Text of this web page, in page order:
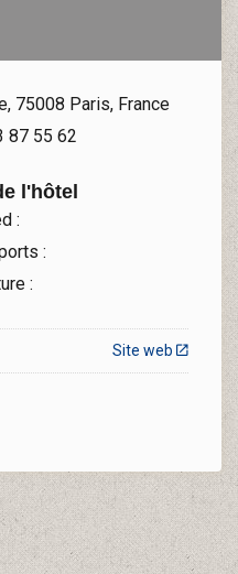
75008 Paris, France
87 55 62
l'hôtel
:
:
:
Site web